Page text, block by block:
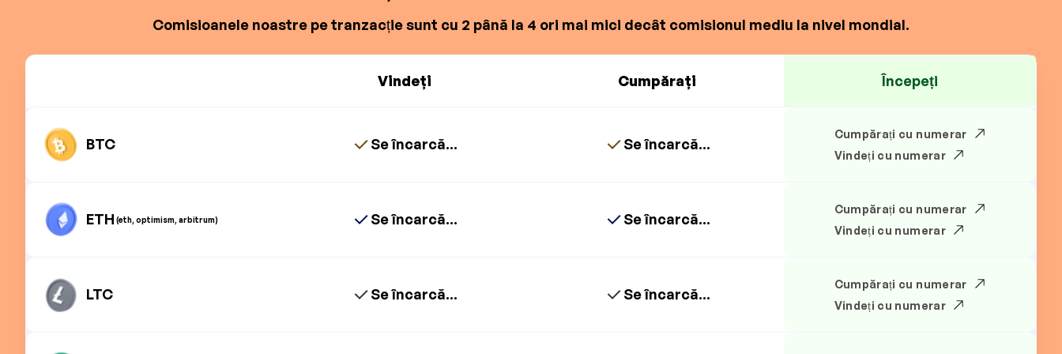
Comisioanele noastre pe tranzacție sunt cu 2 până la 4 ori mai mici decât comisionul mediu la nivel mondial.
Vindeți Cumpărați Începeți
BTC Se încarcă... Se încarcă...
Cumpărați cu numerar
Vindeți cu numerar
ETH (eth, optimism, arbitrum) Se încarcă... Se încarcă...
Cumpărați cu numerar
Vindeți cu numerar
LTC Se încarcă... Se încarcă...
Cumpărați cu numerar
Vindeți cu numerar